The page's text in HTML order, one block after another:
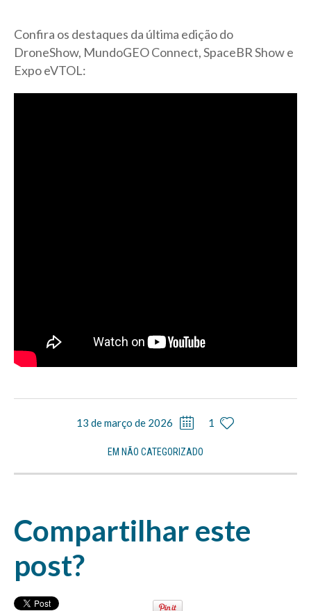
Confira os destaques da última edição do
DroneShow, MundoGEO Connect, SpaceBR Show e
Expo eVTOL:
13 de março de 2026 1
EM NÃO CATEGORIZADO
Compartilhar este
post?